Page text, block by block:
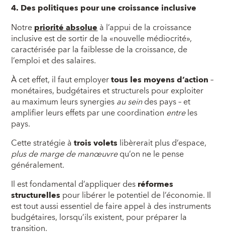
4. Des politiques pour une croissance inclusive
Notrepriorité absolueà l’appui de la croissance
inclusive est de sortir de la «nouvelle médiocrité»,
caractérisée par la faiblesse de la croissance, de
l’emploi et des salaires.
À cet effet, il faut employertous les moyens d’action–
monétaires, budgétaires et structurels pour exploiter
au maximum leurs synergiesau seindes pays – et
amplifier leurs effets par une coordination entreles
pays.
Cette stratégie àtrois volets libèrerait plus d’espace,
plus de marge de manœuvrequ’on ne le pense
généralement.
Il est fondamental d’appliquer desréformes
structurelles pour libérer le potentiel de l’économie. Il
est tout aussi essentiel de faire appel à des instruments
budgétaires, lorsqu’ils existent, pour préparer la
transition.